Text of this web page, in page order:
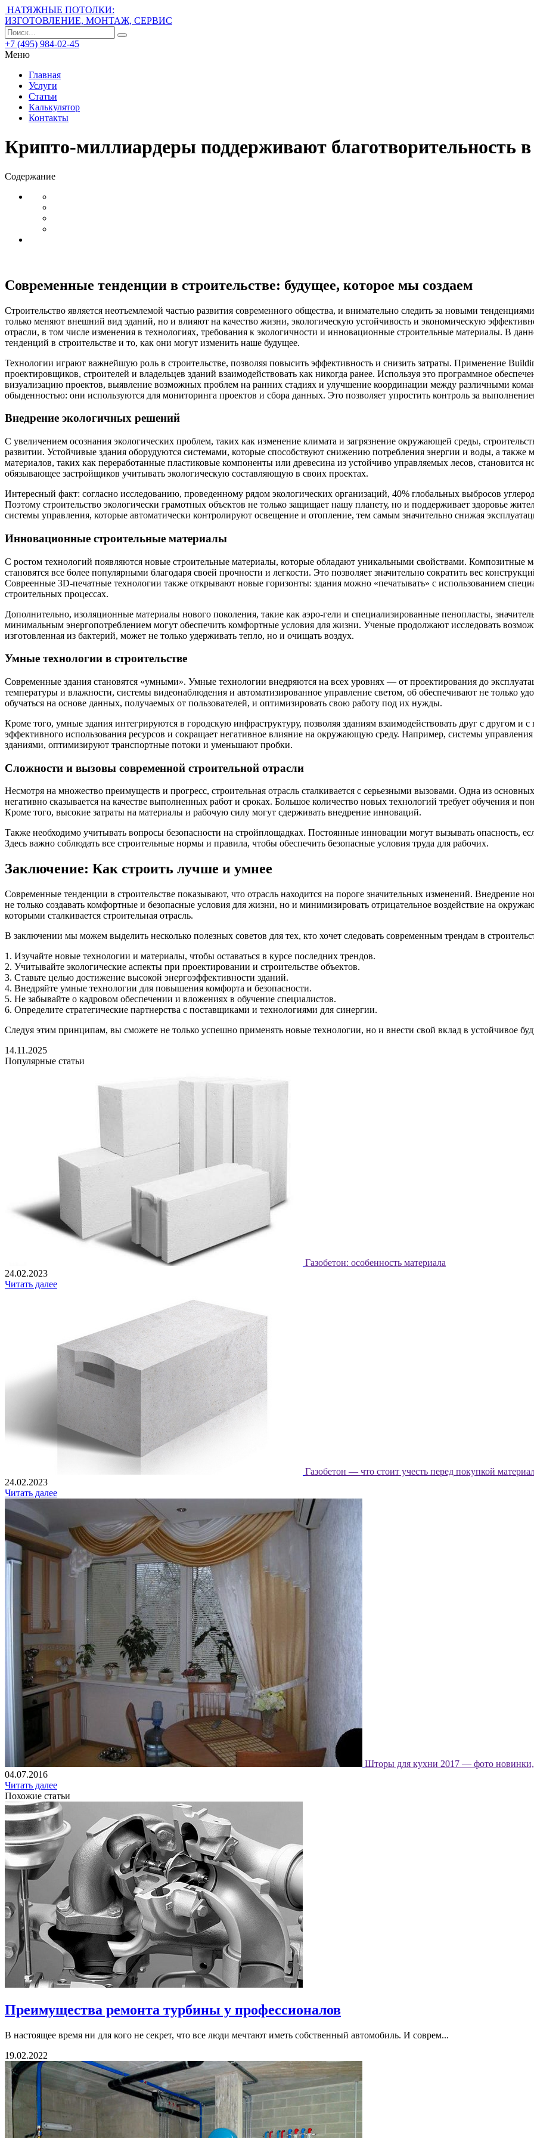
НАТЯЖНЫЕ ПОТОЛКИ:
ИЗГОТОВЛЕНИЕ, МОНТАЖ, СЕРВИС
+7 (495) 984-02-45
Меню
Главная
Услуги
Статьи
Калькулятор
Контакты
Крипто-миллиардеры поддерживают благотворительность
Содержание
Современные тенденции в строительстве: будущее, которое мы создаем
Строительство является неотъемлемой частью развития современного общества, и внимательно следить за новыми
только меняют внешний вид зданий, но и влияют на качество жизни, экологическую устойчивость и экономическую
отрасли, в том числе изменения в технологиях, требования к экологичности и инновационные строительные материалы. В
тенденций в строительстве и то, как они могут изменить наше будущее.
Технологии играют важнейшую роль в строительстве, позволяя повысить эффективность и снизить затраты. Применение
проектировщиков, строителей и владельцев зданий взаимодействовать как никогда ранее. Используя это программное
визуализацию проектов, выявление возможных проблем на ранних стадиях и улучшение координации между различными
обыденностью: они используются для мониторинга проектов и сбора данных. Это позволяет упростить контроль за
Внедрение экологичных решений
С увеличением осознания экологических проблем, таких как изменение климата и загрязнение окружающей среды,
развитии. Устойчивые здания оборудуются системами, которые способствуют снижению потребления энергии и воды, а
материалов, таких как переработанные пластиковые компоненты или древесина из устойчиво управляемых лесов, становится
обязывающее застройщиков учитывать экологическую составляющую в своих проектах.
Интересный факт: согласно исследованию, проведенному рядом экологических организаций, 40% глобальных выбросов
Поэтому строительство экологически грамотных объектов не только защищает нашу планету, но и поддерживает здоровье
системы управления, которые автоматически контролируют освещение и отопление, тем самым значительно снижая
Инновационные строительные материалы
С ростом технологий появляются новые строительные материалы, которые обладают уникальными свойствами. Композитные
становятся все более популярными благодаря своей прочности и легкости. Это позволяет значительно сократить вес
Совреенные 3D-печатные технологии также открывают новые горизонты: здания можно «печатывать» с использованием
строительных процессах.
Дополнительно, изоляционные материалы нового поколения, такие как аэро-гели и специализированные пенопласты,
минимальным энергопотреблением могут обеспечить комфортные условия для жизни. Ученые продолжают исследовать
изготовленная из бактерий, может не только удерживать тепло, но и очищать воздух.
Умные технологии в строительстве
Современные здания становятся «умными». Умные технологии внедряются на всех уровнях — от проектирования до
температуры и влажности, системы видеонаблюдения и автоматизированное управление светом, об обеспечивают не только
обучаться на основе данных, получаемых от пользователей, и оптимизировать свою работу под их нужды.
Кроме того, умные здания интегрируются в городскую инфраструктуру, позволяя зданиям взаимодействовать друг с другом и с
эффективного использования ресурсов и сокращает негативное влияние на окружающую среду. Например, системы
зданиями, оптимизируют транспортные потоки и уменьшают пробки.
Сложности и вызовы современной строительной отрасли
Несмотря на множество преимуществ и прогресс, строительная отрасль сталкивается с серьезными вызовами. Одна из
негативно сказывается на качестве выполненных работ и сроках. Большое количество новых технологий требует обучения и
Кроме того, высокие затраты на материалы и рабочую силу могут сдерживать внедрение инноваций.
Также необходимо учитывать вопросы безопасности на стройплощадках. Постоянные инновации могут вызывать опасность,
Здесь важно соблюдать все строительные нормы и правила, чтобы обеспечить безопасные условия труда для рабочих.
Заключение: Как строить лучше и умнее
Современные тенденции в строительстве показывают, что отрасль находится на пороге значительных изменений. Внедрение
не только создавать комфортные и безопасные условия для жизни, но и минимизировать отрицательное воздействие на
которыми сталкивается строительная отрасль.
В заключении мы можем выделить несколько полезных советов для тех, кто хочет следовать современным трендам в
1. Изучайте новые технологии и материалы, чтобы оставаться в курсе последних трендов.
2. Учитывайте экологические аспекты при проектировании и строительстве объектов.
3. Ставьте целью достижение высокой энергоэффективности зданий.
4. Внедряйте умные технологии для повышения комфорта и безопасности.
5. Не забывайте о кадровом обеспечении и вложениях в обучение специалистов.
6. Определите стратегические партнерства с поставщиками и технологиями для синергии.
Следуя этим принципам, вы сможете не только успешно применять новые технологии, но и внести свой вклад в устойчивое
14.11.2025
Популярные статьи
Газобетон: особенность материала
24.02.2023
Читать далее
Газобетон — что стоит учесть перед покупкой
24.02.2023
Читать далее
Шторы для кухни 2017 — фото новинки,
04.07.2016
Читать далее
Похожие статьи
Преимущества ремонта турбины у профессионалов
В настоящее время ни для кого не секрет, что все люди мечтают иметь собственный автомобиль. И соврем...
19.02.2022